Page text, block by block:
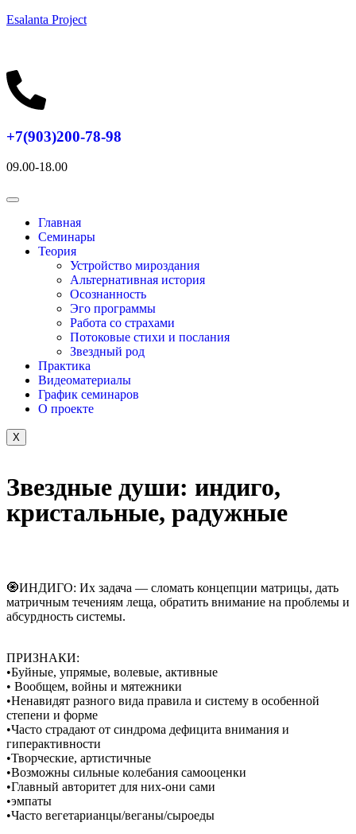
Esalanta Project
+7(903)200-78-98
09.00-18.00
Главная
Семинары
Теория
Устройство мироздания
Альтернативная история
Осознанность
Эго программы
Работа со страхами
Потоковые стихи и послания
Звездный род
Практика
Видеоматериалы
График семинаров
О проекте
X
Звездные души: индиго,
кристальные, радужные
🧿ИНДИГО: Их задача — сломать концепции матрицы, дать
матричным течениям леща, обратить внимание на проблемы и
абсурдность системы.
ПРИЗНАКИ:
•Буйные, упрямые, волевые, активные
• Вообщем, войны и мятежники
•Ненавидят разного вида правила и систему в особенной
степени и форме
•Часто страдают от синдрома дефицита внимания и
гиперактивности
•Творческие, артистичные
•Возможны сильные колебания самооценки
•Главный авторитет для них-они сами
•эмпаты
•Часто вегетарианцы/веганы/сыроеды